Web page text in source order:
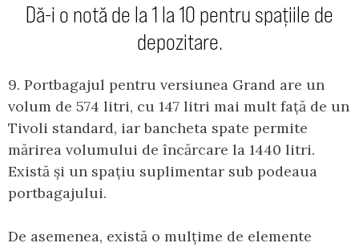
Dă-i o notă de la 1 la 10 pentru spațiile de
depozitare.
9. Portbagajul pentru versiunea Grand are un
volum de 574 litri, cu 147 litri mai mult față de un
Tivoli standard, iar bancheta spate permite
mărirea volumului de încărcare la 1440 litri.
Există și un spațiu suplimentar sub podeaua
portbagajului.
De asemenea, există o mulțime de elemente